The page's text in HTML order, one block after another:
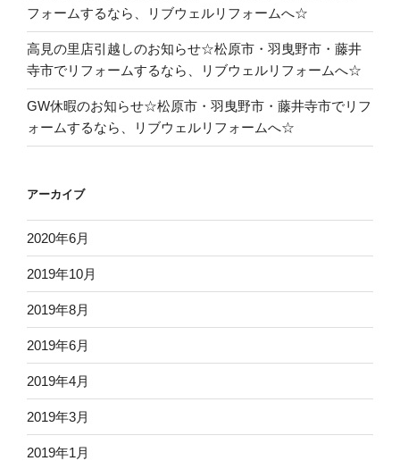
フォームするなら、リブウェルリフォームへ☆
高見の里店引越しのお知らせ☆松原市・羽曳野市・藤井
寺市でリフォームするなら、リブウェルリフォームへ☆
GW休暇のお知らせ☆松原市・羽曳野市・藤井寺市でリフ
ォームするなら、リブウェルリフォームへ☆
アーカイブ
2020年6月
2019年10月
2019年8月
2019年6月
2019年4月
2019年3月
2019年1月